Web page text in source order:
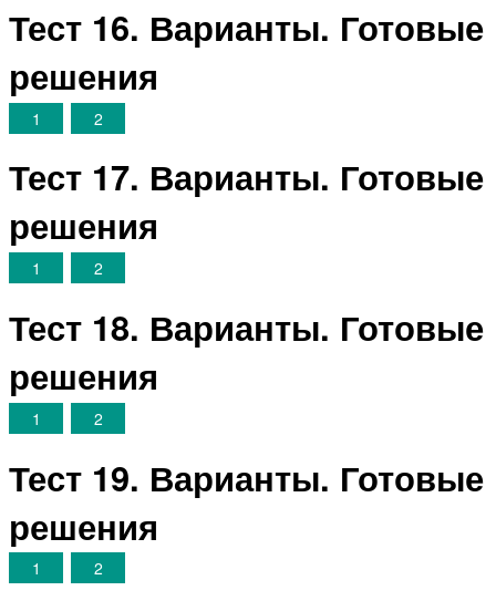
Тест 16. Варианты. Готовые
решения
1 2
Тест 17. Варианты. Готовые
решения
1 2
Тест 18. Варианты. Готовые
решения
1 2
Тест 19. Варианты. Готовые
решения
1 2